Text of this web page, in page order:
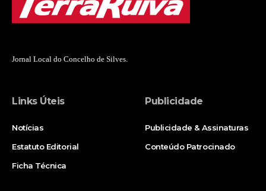
Jornal Local do Concelho de Silves.
Links Úteis
Notícias
Estatuto Editorial
Ficha Técnica
Publicidade
Publicidade & Assinaturas
Conteúdo Patrocinado